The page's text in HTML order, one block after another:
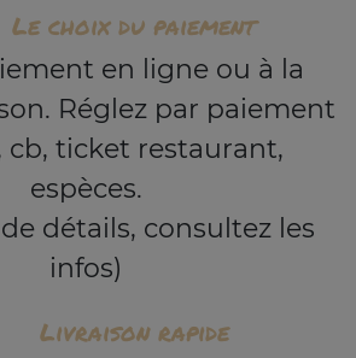
Le choix du paiement
en ligne ou à la
Réglez par paiement
cb, ticket restaurant,
espèces.
détails, consultez les
infos)
Livraison rapide